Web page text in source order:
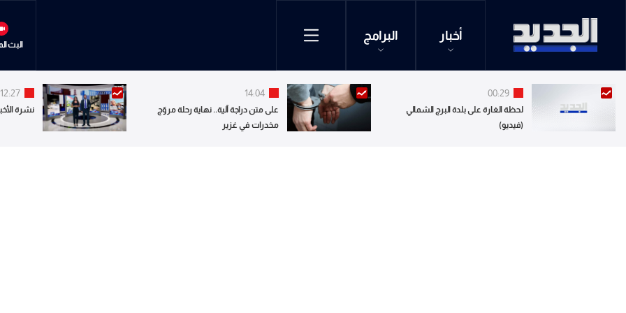
أخبار البرامج
البث
00:29
لحظة الغارة على بلدة البرج الشمالي
(فيديو)
14:04
على متن دراجة آلية.. نهاية رحلة مروّج
مخدرات في غزير
12:27
نشرة